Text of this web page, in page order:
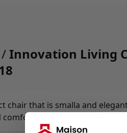
Innovation Living
chair that is smalla and
single sleeper.